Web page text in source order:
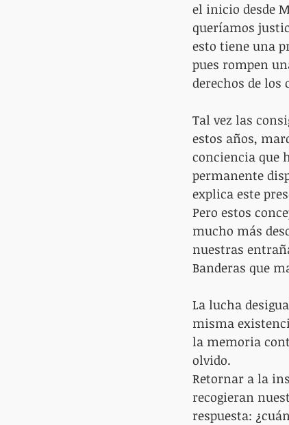
el inicio desde
queríamos
esto tiene una
pues rompen
derechos de los
Tal vez las
estos años,
conciencia que
permanente
explica este
Pero estos
mucho más
nuestras
Banderas que
La lucha
misma
la memoria
olvido.
Retornar a la
recogieran
respuesta: